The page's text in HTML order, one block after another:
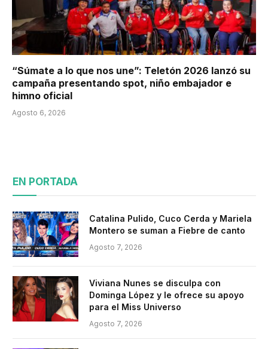
“Súmate a lo que nos une”: Teletón 2026 lanzó su
campaña presentando spot, niño embajador e
himno oficial
Agosto 6, 2026
EN PORTADA
Catalina Pulido, Cuco Cerda y Mariela
Montero se suman a Fiebre de canto
Agosto 7, 2026
Viviana Nunes se disculpa con
Dominga López y le ofrece su apoyo
para el Miss Universo
Agosto 7, 2026